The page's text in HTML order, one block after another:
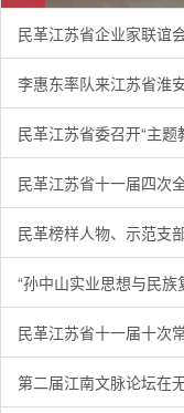
民革江苏省企业家联谊
李惠东率队来江苏省淮
民革江苏省委召开“主题
民革江苏省十一届四次
民革榜样人物、示范支
“孙中山实业思想与民族
民革江苏省十一届十次
第二届江南文脉论坛在